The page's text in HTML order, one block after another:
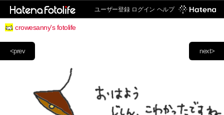
ユーザー登録 ログイン ヘルプ
crowesanny's fotolife
next>
<prev